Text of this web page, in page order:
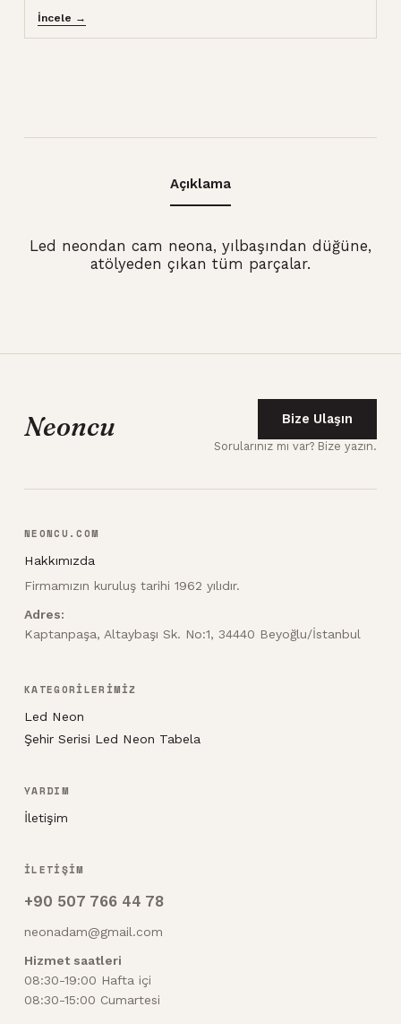
İncele →
Açıklama
Led neondan cam neona, yılbaşından düğüne,
atölyeden çıkan tüm parçalar.
Neoncu Bize Ulaşın
Sorularınız mı var? Bize yazın.
NEONCU.COM
Hakkımızda
Firmamızın kuruluş tarihi 1962 yılıdır.
Adres:
Kaptanpaşa, Altaybaşı Sk. No:1, 34440 Beyoğlu/İstanbul
KATEGORİLERİMİZ
Led Neon
Şehir Serisi Led Neon Tabela
YARDIM
İletişim
İLETİŞİM
+90 507 766 44 78
neonadam@gmail.com
Hizmet saatleri
08:30-19:00 Hafta içi
08:30-15:00 Cumartesi